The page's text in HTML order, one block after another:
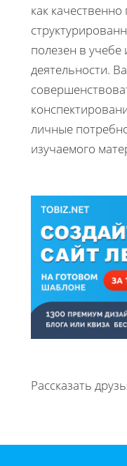
как
полезен в
деятельности.
личные
изучаемого
Рассказать